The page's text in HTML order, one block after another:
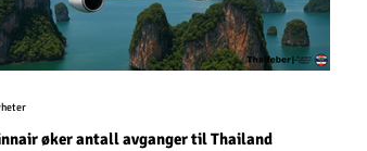
øker antall avganger til Thailand